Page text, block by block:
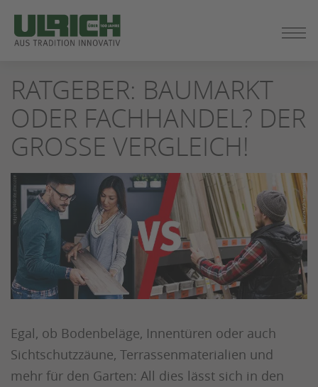
SEITENINHALT
SPRINGEN
RATGEBER: BAUMARKT
ODER FACHHANDEL? DER
GROSSE VERGLEICH!
Egal, ob Bodenbeläge, Innentüren oder auch
Sichtschutzzäune, Terrassenmaterialien und
mehr für den Garten: All dies lässt sich in den